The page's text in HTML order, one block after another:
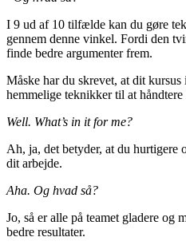
I 9 ud af 10 tilfælde kan du gøre
gennem denne vinkel. Fordi den
finde bedre argumenter frem.
Måske har du skrevet, at dit
hemmelige teknikker til at
Well. What’s in it for me?
Ah, ja, det betyder, at du hurtigere
dit arbejde.
Aha. Og hvad så?
Jo, så er alle på teamet gladere og
bedre resultater.